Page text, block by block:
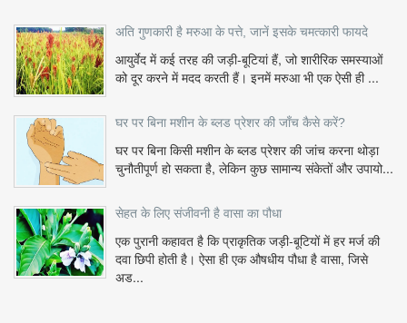
अति गुणकारी है मरुआ के पत्ते, जानें इसके चमत्कारी फायदे
आयुर्वेद में कई तरह की जड़ी-बूटियां हैं, जो शारीरिक समस्याओं
को दूर करने में मदद करती हैं। इनमें मरुआ भी एक ऐसी ही ...
घर पर बिना मशीन के ब्लड प्रेशर की जाँच कैसे करें?
घर पर बिना किसी मशीन के ब्लड प्रेशर की जांच करना थोड़ा
चुनौतीपूर्ण हो सकता है, लेकिन कुछ सामान्य संकेतों और उपायो...
सेहत के लिए संजीवनी है वासा का पौधा
एक पुरानी कहावत है कि प्राकृतिक जड़ी-बूटियों में हर मर्ज की
दवा छिपी होती है। ऐसा ही एक औषधीय पौधा है वासा, जिसे
अड...